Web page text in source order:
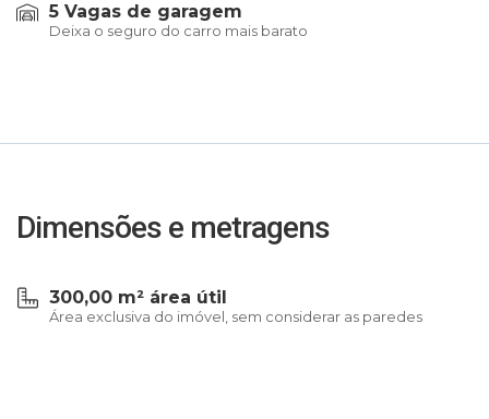
5 Vagas de garagem
Deixa o seguro do carro mais barato
Dimensões e metragens
300,00 m² área útil
Área exclusiva do imóvel, sem considerar as paredes